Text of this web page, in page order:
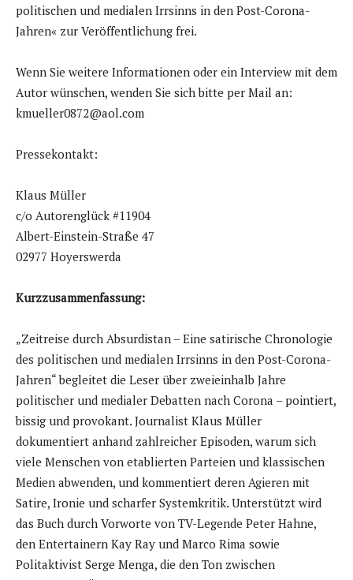
politischen und medialen Irrsinns in den Post-Corona-
Jahren« zur Veröffentlichung frei.
Wenn Sie weitere Informationen oder ein Interview mit dem
Autor wünschen, wenden Sie sich bitte per Mail an:
kmueller0872@aol.com
Pressekontakt:
Klaus Müller
c/o Autorenglück #11904
Albert-Einstein-Straße 47
02977 Hoyerswerda
Kurzzusammenfassung:
„Zeitreise durch Absurdistan – Eine satirische Chronologie
des politischen und medialen Irrsinns in den Post-Corona-
Jahren“ begleitet die Leser über zweieinhalb Jahre
politischer und medialer Debatten nach Corona – pointiert,
bissig und provokant. Journalist Klaus Müller
dokumentiert anhand zahlreicher Episoden, warum sich
viele Menschen von etablierten Parteien und klassischen
Medien abwenden, und kommentiert deren Agieren mit
Satire, Ironie und scharfer Systemkritik. Unterstützt wird
das Buch durch Vorworte von TV-Legende Peter Hahne,
den Entertainern Kay Ray und Marco Rima sowie
Politaktivist Serge Menga, die den Ton zwischen